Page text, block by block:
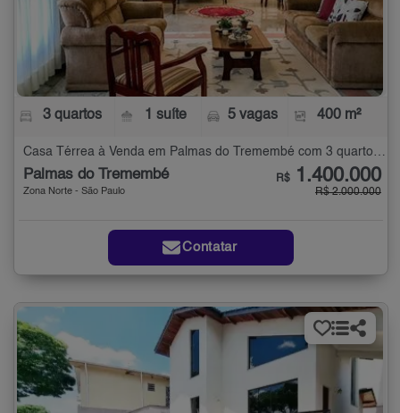
3 quartos 1 suíte 5 vagas 400 m²
Casa Térrea à Venda em Palmas do Tremembé com 3 quartos - 400 m²
Palmas do Tremembé
Zona Norte - São Paulo
R$ 1.400.000
R$ 2.000.000
Contatar